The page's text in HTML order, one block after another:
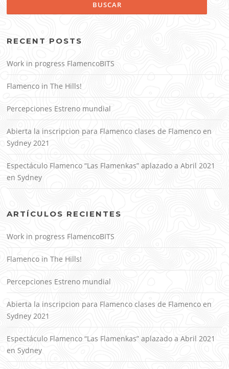
RECENT POSTS
Work in progress FlamencoBITS
Flamenco in The Hills!
Percepciones Estreno mundial
Abierta la inscripcion para Flamenco clases de Flamenco en
Sydney 2021
Espectáculo Flamenco “Las Flamenkas” aplazado a Abril 2021
en Sydney
ARTÍCULOS RECIENTES
Work in progress FlamencoBITS
Flamenco in The Hills!
Percepciones Estreno mundial
Abierta la inscripcion para Flamenco clases de Flamenco en
Sydney 2021
Espectáculo Flamenco “Las Flamenkas” aplazado a Abril 2021
en Sydney